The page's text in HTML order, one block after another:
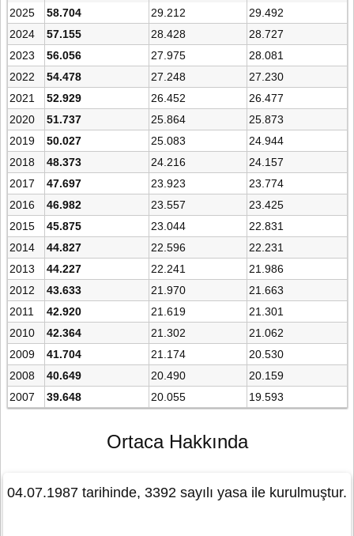
2025
58.704 29.212
29.492
2024
57.155 28.428
28.727
2023
56.056 27.975
28.081
2022
54.478 27.248
27.230
2021
52.929 26.452
26.477
2020
51.737 25.864
25.873
2019
50.027 25.083
24.944
2018
48.373 24.216
24.157
2017
47.697 23.923
23.774
2016
46.982 23.557
23.425
2015
45.875 23.044
22.831
2014
44.827 22.596
22.231
2013
44.227 22.241
21.986
2012
43.633 21.970
21.663
2011
42.920 21.619
21.301
2010
42.364 21.302
21.062
2009
41.704 21.174
20.530
2008
40.649 20.490
20.159
2007
39.648 20.055 19.593
Ortaca Hakkında
04.07.1987 tarihinde, 3392 sayılı yasa ile kurulmuştur.